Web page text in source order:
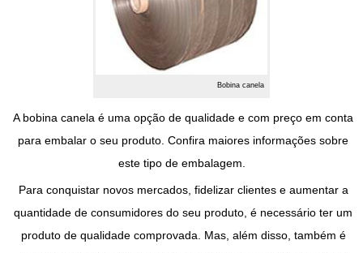
Bobina canela
A bobina canela é uma opção de qualidade e com preço em conta
para embalar o seu produto. Confira maiores informações sobre
este tipo de embalagem.
Para conquistar novos mercados, fidelizar clientes e aumentar a
quantidade de consumidores do seu produto, é necessário ter um
produto de qualidade comprovada. Mas, além disso, também é